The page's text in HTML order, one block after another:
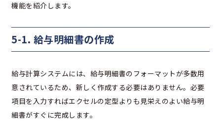
機能を紹介します。
5-1. 給与明細書の作成
給与計算システムには、給与明細書のフォーマットが多数用
意されているため、新しく作成する必要はありません。必要
項目を入力すればエクセルの定型よりも見栄えのよい給与明
細書がすぐに完成します。